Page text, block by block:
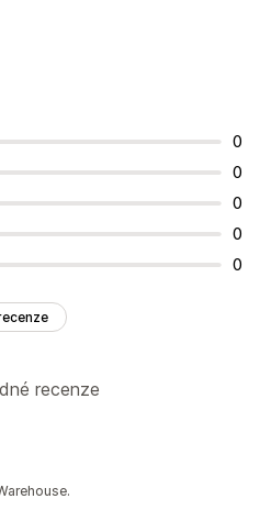
0
0
0
0
0
recenze